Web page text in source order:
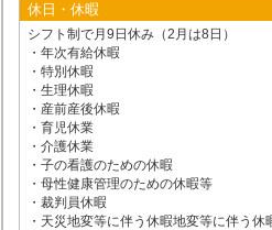
休日・休暇
シフト制で月9日休み（2月は8日）
・年次有給休暇
・特別休暇
・生理休暇
・産前産後休暇
・育児休業
・介護休業
・子の看護のための休暇
・母性健康管理のための休暇等
・裁判員休暇
・天災地変等に伴う休暇地変等に伴う休